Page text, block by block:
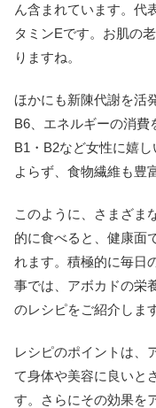
ん含まれています。代
タミンEです。お肌の
りますね。
ほかにも新陳代謝を活
B6、エネルギーの消費
B1・B2など女性に嬉
よらず、食物繊維も豊
このように、さまざま
的に食べると、健康面
れます。積極的に毎日
事では、アボカドの栄
のレシピをご紹介します
レシピのポイントは、
て身体や美容に良いと
す。さらにその効果を